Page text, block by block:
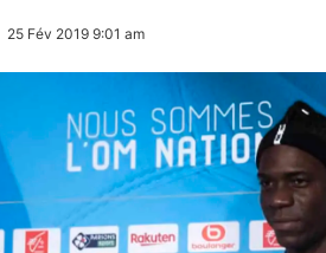
25 Fév 2019 9:01 am